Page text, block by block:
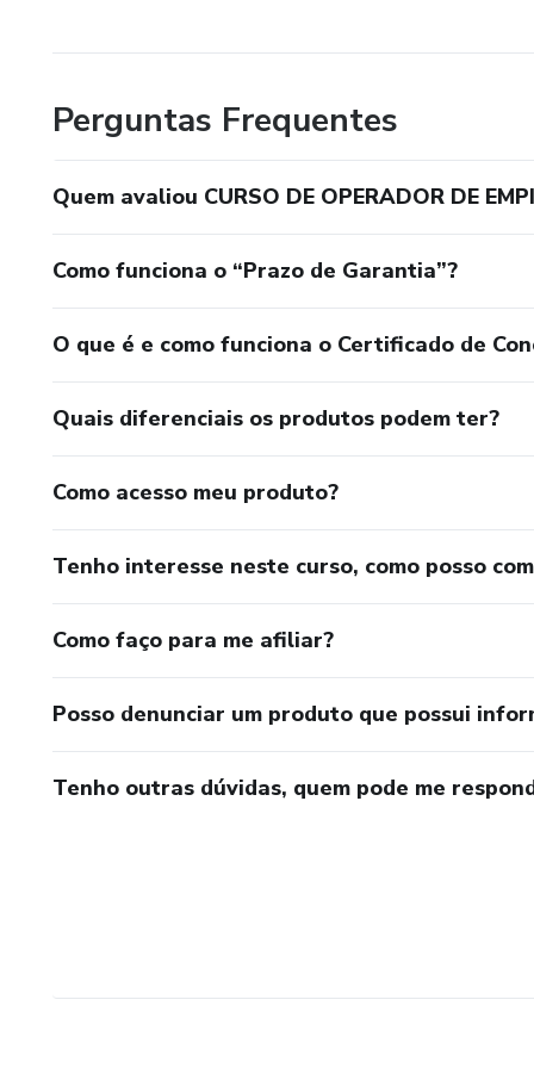
CURSO DE FORMAÇÃO CONDUTORES DE
CURSO DE FORMAÇÃO CONDUTORES DE
LIMEIRA) CARGA HORÁRIA DE 50 HORAS.
CURSO DE FORMAÇÃO CONDUTORES DE
SENAT LIMEIRA) CARGA HORÁRIA DE 50 HORAS.
CURSO DE OPERADOR DE CARGA COM
TÉCNICAS EM CONDUÇÃO DE VEÍCULO EXTRA
CURSO DE TRANSPORTADOR AUTONOMO DE
CURSO DE GESTÃO DE ESTOQUES E
CURSO DE GESTÃO DE PNEUS (SEST SENAT).
Perguntas Frequentes
Quem avaliou CURSO DE OPERADOR DE
Como funciona o “Prazo de Garantia”?
O que é e como funciona o Certificado de
Quais diferenciais os produtos podem ter?
Como acesso meu produto?
Tenho interesse neste curso, como posso
Como faço para me afiliar?
Posso denunciar um produto que possui
Tenho outras dúvidas, quem pode me